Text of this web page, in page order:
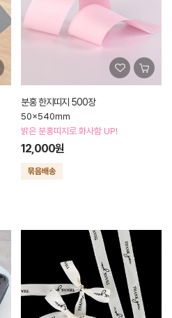
분홍 한지띠지 500장
50x540mm
밝은 분홍띠지로 화사함 UP!
12,000원